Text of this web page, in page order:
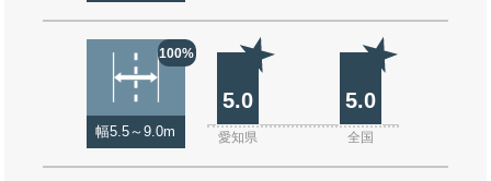
100%
幅5.5～9.0m
5.0 5.0
愛知県 全国